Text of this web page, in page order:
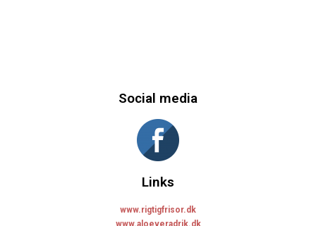
Social media
Links
www.rigtigfrisor.dk
www.aloeveradrik.dk